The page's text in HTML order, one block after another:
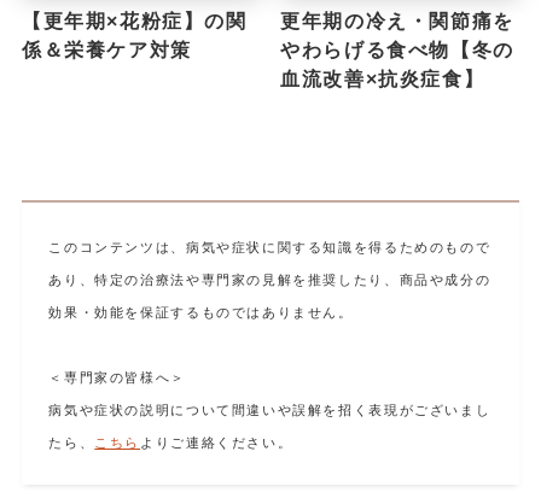
【更年期×花粉症】の関
係＆栄養ケア対策
更年期の冷え・関節痛を
やわらげる食べ物【冬の
血流改善×抗炎症食】
このコンテンツは、病気や症状に関する知識を得るためのもので
あり、特定の治療法や専門家の見解を推奨したり、商品や成分の
効果・効能を保証するものではありません。
＜専門家の皆様へ＞
病気や症状の説明について間違いや誤解を招く表現がございまし
たら、 こちら よりご連絡ください。